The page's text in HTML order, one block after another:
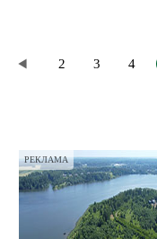
2 3 4
РЕКЛАМА